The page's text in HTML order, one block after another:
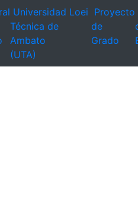
Universidad
Técnica de
Ambato
(UTA)
Loei Proyecto
de
Grado